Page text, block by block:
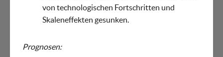
von technologischen Fortschritten und
Skaleneffekten gesunken.
Prognosen: